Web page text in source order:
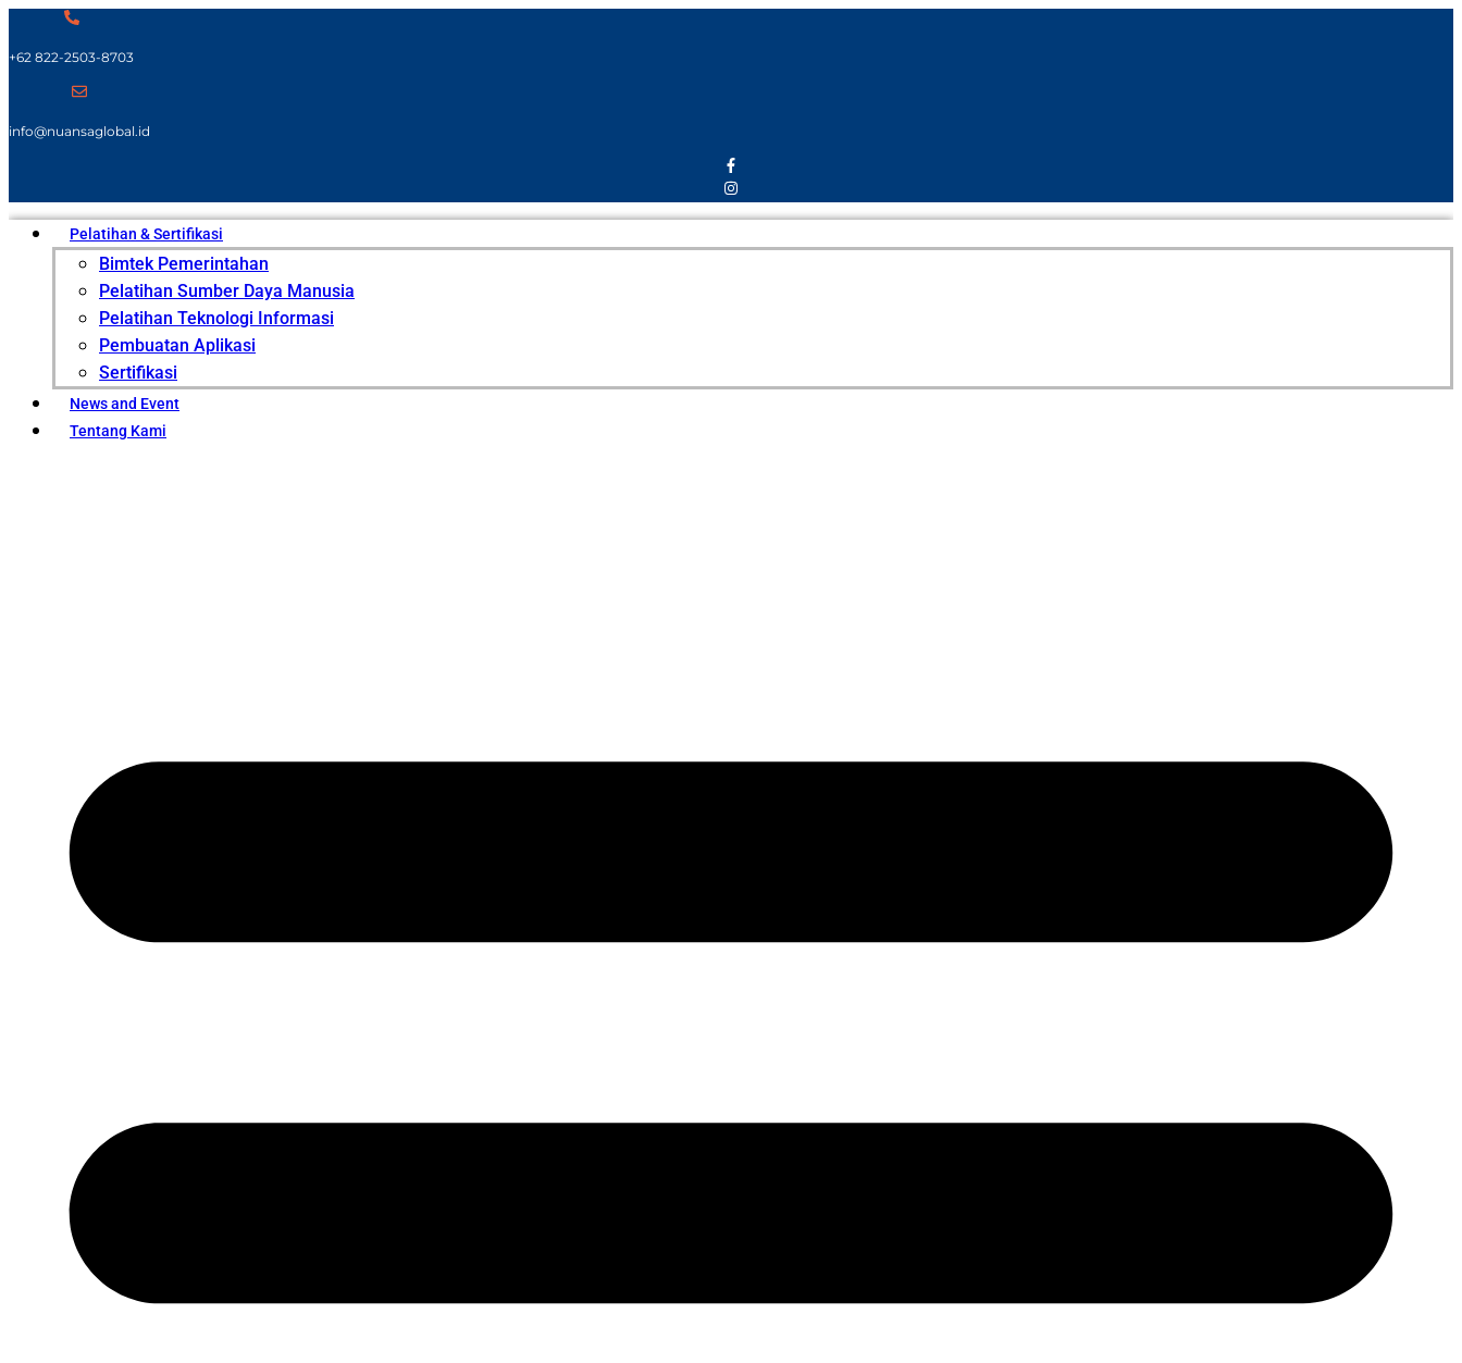
+62 822-2503-8703
info@nuansaglobal.id
Pelatihan & Sertifikasi
Bimtek Pemerintahan
Pelatihan Sumber Daya Manusia
Pelatihan Teknologi Informasi
Pembuatan Aplikasi
Sertifikasi
News and Event
Tentang Kami